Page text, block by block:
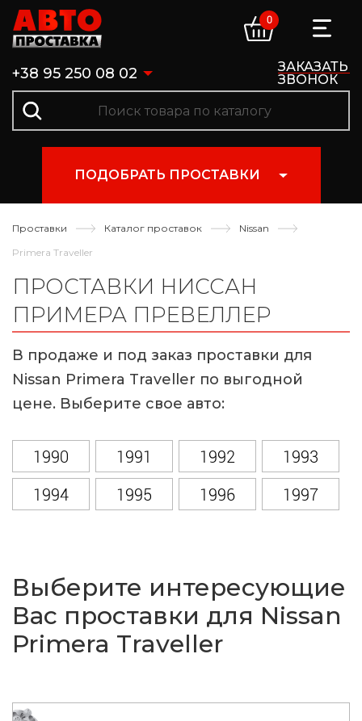
+38 95 250 08 02
ЗАКАЗАТЬ
ЗВОНОК
0
ПОДОБРАТЬ ПРОСТАВКИ
Проставки Каталог проставок
Nissan
Primera Traveller
ПРОСТАВКИ НИССАН
ПРИМЕРА ПРЕВЕЛЛЕР
В продаже и под заказ проставки для
Nissan Primera Traveller по выгодной
цене. Выберите свое авто:
1990 1991 1992
1993
1994
1995 1996
1997
Выберите интересующие
Вас проставки для Nissan
Primera Traveller